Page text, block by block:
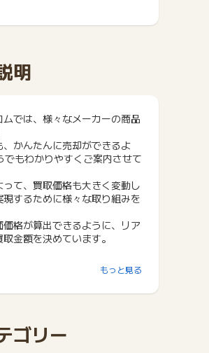
明
では、様々なメーカーの商品
かんたんに売却ができるよ
でもわかりやすくご案内させて
て、買取価格も大きく変動し
するために様々な取り組みを
格が算出できるように、リア
金額を決めています。
備しております。査定額にご満
もっと見る
ゴリー